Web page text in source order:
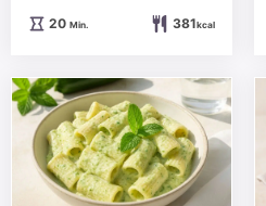
20Minuten
Min. 381kcal